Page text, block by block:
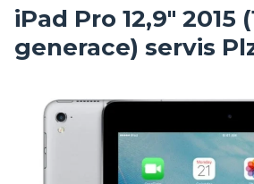
iPad Pro 12,9" 2015
generace) servis